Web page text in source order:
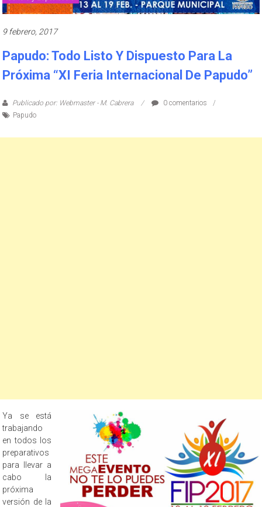
9 febrero, 2017
Papudo: Todo Listo Y Dispuesto Para La
Próxima “XI Feria Internacional De Papudo”
Publicado por: Webmaster - M. Cabrera
0 comentarios
Papudo
Ya se está
trabajando
en todos los
preparativos
para llevar a
cabo la
próxima
versión de la